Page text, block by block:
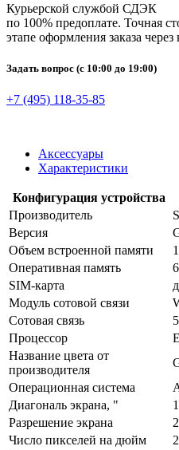
Курьерской службой СДЭК
по 100% предоплате. Точная
этапе оформления заказа через
Задать вопрос (с 10:00 до 19:00)
+7 (495) 118-35-85
Аксессуары
Характеристики
Конфигурация устройства
Производитель
Версия
Объем встроенной памяти
Оперативная память
SIM-карта
Модуль сотовой связи
Сотовая связь
Процессор
Название цвета от
производителя
Операционная система
Диагональ экрана, "
Разрешение экрана
Число пикселей на дюйм